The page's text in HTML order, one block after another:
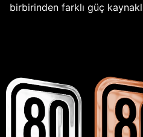
birbirinden farklı güç